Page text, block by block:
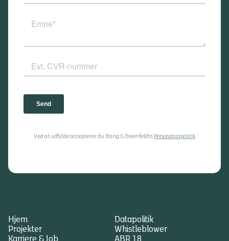
Ved at udfylde accepterer du Bang & Beenfeldts Persondatapolitik
Hjem
Datapolitik
Projekter
Whistleblower
Karriere & Job
ABR 18